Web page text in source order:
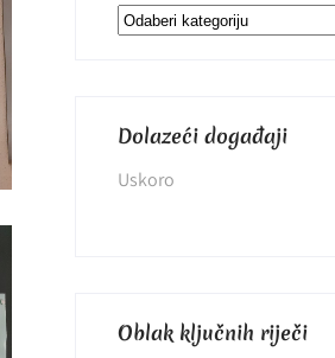
Kategorije
Dolazeći događaji
Uskoro
Oblak ključnih riječi